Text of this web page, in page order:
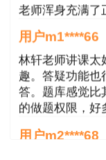
老师浑身充满了
用户m1****66
林轩老师讲课太
趣。答疑功能也
答。题库感觉比
的做题权限，好
用户m2****68